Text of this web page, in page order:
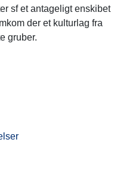
sf et antageligt enskibet
der et kulturlag fra
gruber.